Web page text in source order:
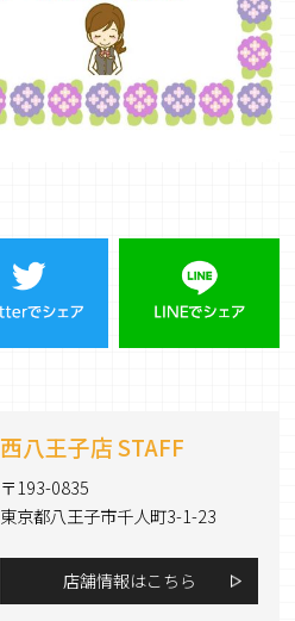
西八王子店 STAFF
〒193-0835
東京都八王子市千人町3-1-23
店舗情報はこちら